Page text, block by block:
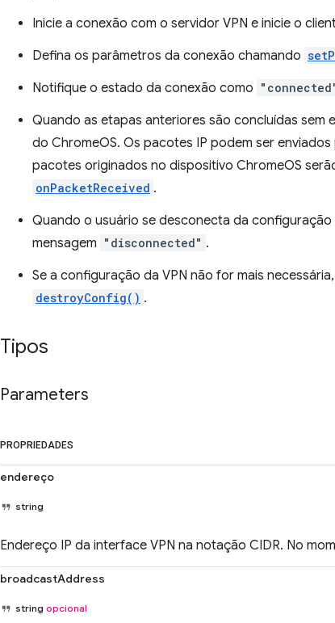
Inicie a conexão com o servidor VPN e inicie o
Defina os parâmetros da conexão chamando
Notifique o estado da conexão como
Quando as etapas anteriores são concluídas sem
do ChromeOS. Os pacotes IP podem ser
pacotes originados no dispositivo ChromeOS
onPacketReceived .
Quando o usuário se desconecta da configuração
mensagem "disconnected" .
Se a configuração da VPN não for mais
destroyConfig() .
Tipos
Parameters
PROPRIEDADES
endereço
string
Endereço IP da interface VPN na notação CIDR. No
broadcastAddress
string opcional